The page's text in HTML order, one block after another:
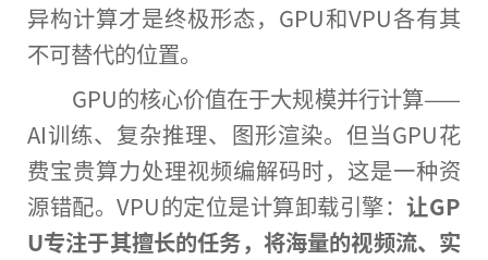
异构计算才是终极形态，GPU和VPU各有其
不可替代的位置。
GPU的核心价值在于大规模并行计算——
AI训练、复杂推理、图形渲染。但当GPU花
费宝贵算力处理视频编解码时，这是一种资
源错配。VPU的定位是计算卸载引擎：让GP
U专注于其擅长的任务，将海量的视频流、实